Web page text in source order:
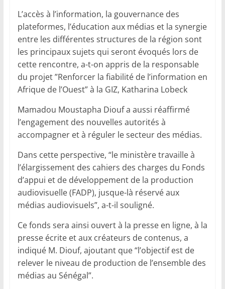
L’accès à l’information, la gouvernance des
plateformes, l’éducation aux médias et la synergie
entre les différentes structures de la région sont
les principaux sujets qui seront évoqués lors de
cette rencontre, a-t-on appris de la responsable
du projet ”Renforcer la fiabilité de l’information en
Afrique de l’Ouest” à la GIZ, Katharina Lobeck
Mamadou Moustapha Diouf a aussi réaffirmé
l’engagement des nouvelles autorités à
accompagner et à réguler le secteur des médias.
Dans cette perspective, “le ministère travaille à
l’élargissement des cahiers des charges du Fonds
d’appui et de développement de la production
audiovisuelle (FADP), jusque-là réservé aux
médias audiovisuels”, a-t-il souligné.
Ce fonds sera ainsi ouvert à la presse en ligne, à la
presse écrite et aux créateurs de contenus, a
indiqué M. Diouf, ajoutant que “l’objectif est de
relever le niveau de production de l’ensemble des
médias au Sénégal”.